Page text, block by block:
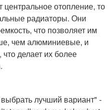
центральное отопление, то
радиаторы. Они
что позволяет им
чем алюминиевые, и
делает их более
выбрать лучший вариант" -